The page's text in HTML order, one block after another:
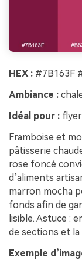
HEX : #7B163F
Ambiance :
Idéal pour :
Framboise et
pâtisserie
rose foncé
d’aliments
marron mocha
fonds afin de
lisible. Astuce :
de sections et
Exemple